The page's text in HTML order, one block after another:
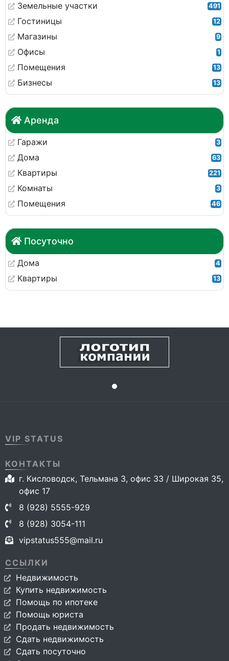
Земельные участки 491
Гостиницы 12
Магазины 9
Офисы 1
Помещения 13
Бизнесы 13
Аренда
Гаражи 3
Дома 63
Квартиры 221
Комнаты 3
Помещения 46
Посуточно
Дома 4
Квартиры 13
VIP STATUS
КОНТАКТЫ
г. Кисловодск, Тельмана 3, офис 33 / Широкая 35,
офис 17
8 (928) 5555-929
8 (928) 3054-111
vipstatus555@mail.ru
ССЫЛКИ
Недвижимость
Купить недвижимость
Помощь по ипотеке
Помощь юриста
Продать недвижимость
Сдать недвижимость
Сдать посуточно